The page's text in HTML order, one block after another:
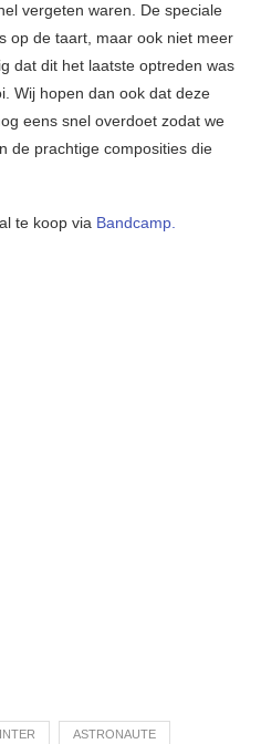
vergeten waren. De speciale
op de taart, maar ook niet meer
dat dit het laatste optreden was
Wij hopen dan ook dat deze
eens snel overdoet zodat we
de prachtige composities die
te koop via Bandcamp.
ASTRONAUTE